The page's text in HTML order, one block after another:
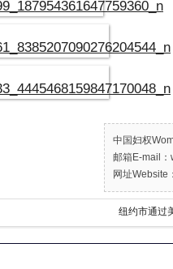
中国妇权
邮箱E-mail
网址Website
纽约市通过